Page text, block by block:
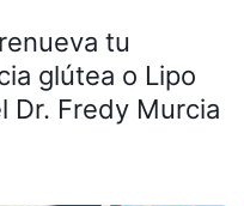
tu
glútea o Lipo
Dr. Fredy Murcia